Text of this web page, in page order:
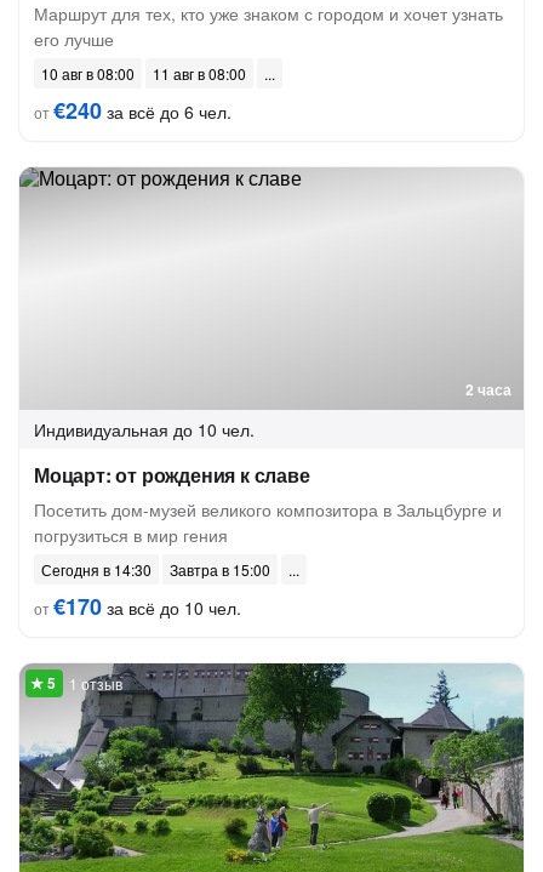
Маршрут для тех, кто уже знаком с городом и хочет узнать
его лучше
10 авг в 08:00
11 авг в 08:00
от€240 за всё до 6 чел.
2 часа
Индивидуальная до 10 чел.
Моцарт: от рождения к славе
Посетить дом-музей великого композитора в Зальцбурге и
погрузиться в мир гения
Сегодня в 14:30
Завтра в 15:00
от€170 за всё до 10 чел.
1 отзыв